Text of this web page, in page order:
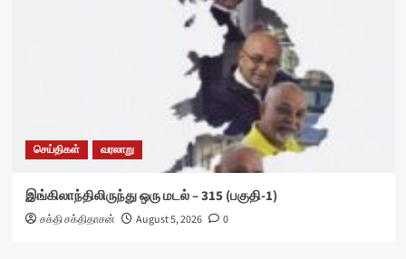
செய்திகள் வரலாறு
இங்கிலாந்திலிருந்து ஒரு மடல் – 315 (பகுதி-1)
சக்தி சக்திதாசன் August 5, 2026 0